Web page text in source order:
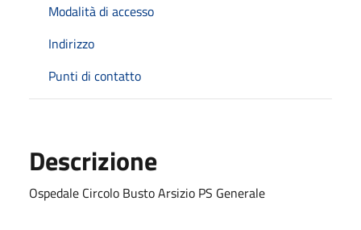
Modalità di accesso
Indirizzo
Punti di contatto
Descrizione
Ospedale Circolo Busto Arsizio PS Generale